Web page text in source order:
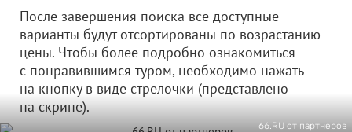
После завершения поиска все доступные
варианты будут отсортированы по возрастанию
цены. Чтобы более подробно ознакомиться
с понравившимся туром, необходимо нажать
на кнопку в виде стрелочки (представлено
на скрине).
66.RU от партнеров